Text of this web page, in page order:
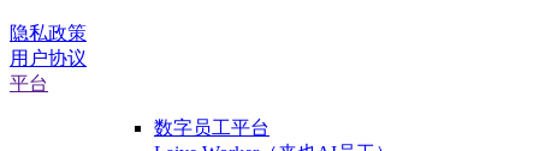
隐私政策
用户协议
平台
数字员工平台